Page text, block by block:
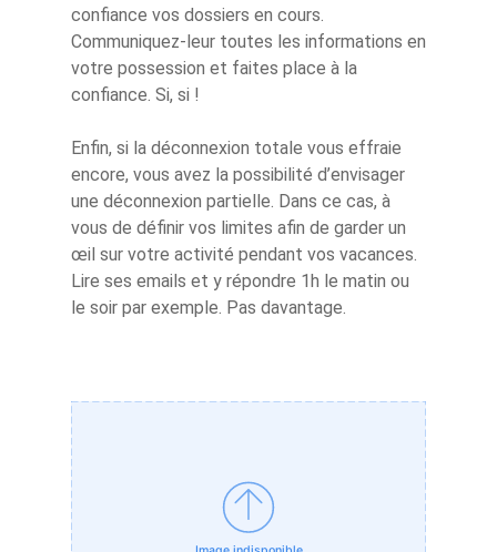
confiance vos dossiers en cours.
Communiquez-leur toutes les informations en
votre possession et faites place à la
confiance. Si, si !
Enfin, si la déconnexion totale vous effraie
encore, vous avez la possibilité d’envisager
une déconnexion partielle. Dans ce cas, à
vous de définir vos limites afin de garder un
œil sur votre activité pendant vos vacances.
Lire ses emails et y répondre 1h le matin ou
le soir par exemple. Pas davantage.